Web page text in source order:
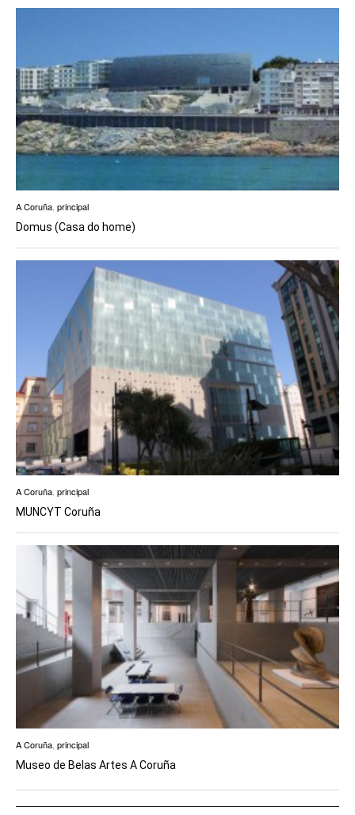
A Coruña, principal
Domus (Casa do home)
A Coruña principal
MUNCYT Coruña
A Coruña principal
Museo de Belas Artes A Coruña